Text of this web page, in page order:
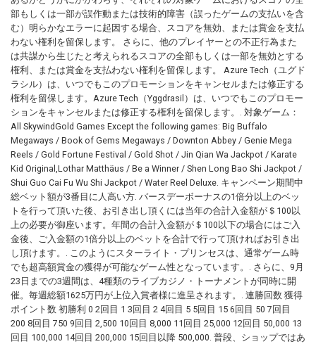
部もしくは一部が誤作動または技術的障害（誤ったゲームの支払いを含
む）明らかなエラーに起因する場合、スコアを無効、または賞金を支払
わない権利を留保します。 さらに、他のプレイヤーとの不正行為また
は共謀から生じたと考えられるスコアの全部もしくは一部を無効とする
権利、または賞金を支払わない権利を留保します。 Azure Tech（ユグド
ラシル）は、いつでもこのプロモーションをキャンセルまたは修正する
権利を留保します。Azure Tech（Yggdrasil）は、いつでもこのプロモー
ションをキャンセルまたは修正する権利を留保します。. 対象ゲーム：
All SkywindGold Games Except the following games: Big Buffalo
Megaways / Book of Gems Megaways / Downton Abbey / Genie Mega
Reels / Gold Fortune Festival / Gold Shot / Jin Qian Wa Jackpot / Karate
Kid Original,Lothar Matthäus / Be a Winner / Shen Long Bao Shi Jackpot /
Shui Guo Cai Fu Wu Shi Jackpot / Water Reel Deluxe. キャンペーン期間中
総ベット額が3番目に人高い方. バースデーボーナスの1倍分以上のベッ
トを行って頂いた後、お引き出し頂くには当年の合計入金額が＄100以
上の必要が御座います。年間の合計入金額が＄100以下の場合にはご入
金後、ご入金額の1倍分以上のベットを合計で行って頂ければお引き出
し頂けます。. このようにスターライト・プリンセスは、通常ゲーム時
でも超高額賞金の獲得が可能なゲーム性となっています。. さらに、9月
23日までの3週間は、4種類のライブカジノ・トーナメントが同時に開
催。毎週総額1625万円が上位入賞者様に進呈されます。. 連勝回数 獲得
ポイント数 初勝利 0 2回目 1 3回目 2 4回目 5 5回目 15 6回目 50 7回目
200 8回目 750 9回目 2,500 10回目 8,000 11回目 25,000 12回目 50,000 13
回目 100,000 14回目 200,000 15回目以降 500,000. 普段、ショップではあ